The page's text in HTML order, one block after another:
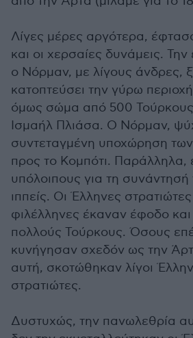
Λίγες μέρες αργότερα,
και οι χερσαίες δυνάμεις.
ο Νόρμαν, με λίγους άνδρες,
κατοπτεύσει την γύρω
όμως σώμα από 500 Τούρκους
Ισμαήλ Πλιάσα. Ο Νόρμαν,
συντεταγμένη υποχώρηση
προς το Κομπότι. Παράλληλα,
υπόλοιπους για τη
ιππείς. Οι Έλληνες στρατιώτες
φιλέλληνες έκαναν έφοδο
πολλούς Τούρκους. Όσους
κυνήγησαν σχεδόν ως την
αυτή, σκοτώθηκαν λίγοι
στρατιώτες.
Δυστυχώς, την πανωλεθρία